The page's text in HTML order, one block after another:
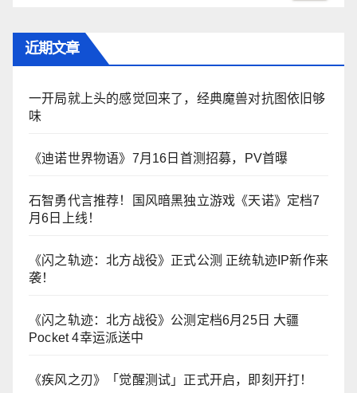
近期文章
一开局就上头的感觉回来了，经典魔兽对抗图依旧够
味
《迪诺世界物语》7月16日首测招募，PV首曝
石智勇代言推荐！国风暗黑独立游戏《天诺》定档7
月6日上线！
《闪之轨迹：北方战役》正式公测 正统轨迹IP新作来
袭！
《闪之轨迹：北方战役》公测定档6月25日 大疆
Pocket 4幸运派送中
《疾风之刃》「觉醒测试」正式开启，即刻开打！